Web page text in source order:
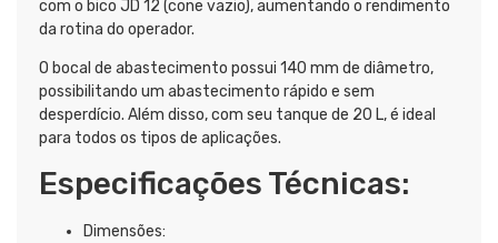
com o bico JD 12 (cone vazio), aumentando o rendimento
da rotina do operador.
O bocal de abastecimento possui 140 mm de diâmetro,
possibilitando um abastecimento rápido e sem
desperdício. Além disso, com seu tanque de 20 L, é ideal
para todos os tipos de aplicações.
Especificações Técnicas:
Dimensões: